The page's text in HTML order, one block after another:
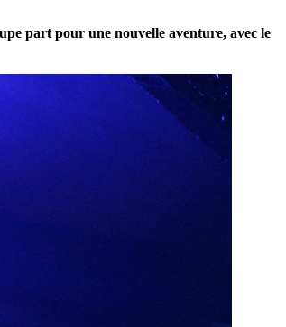
part pour une nouvelle aventure, avec le